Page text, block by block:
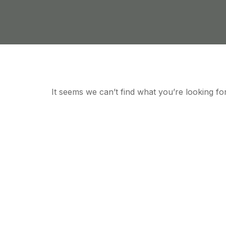
It seems we can’t find what you’re looking